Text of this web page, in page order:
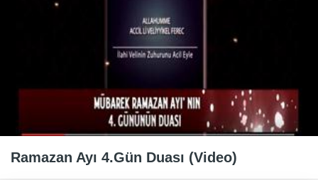
Ramazan Ayı 4.Gün Duası (Video)